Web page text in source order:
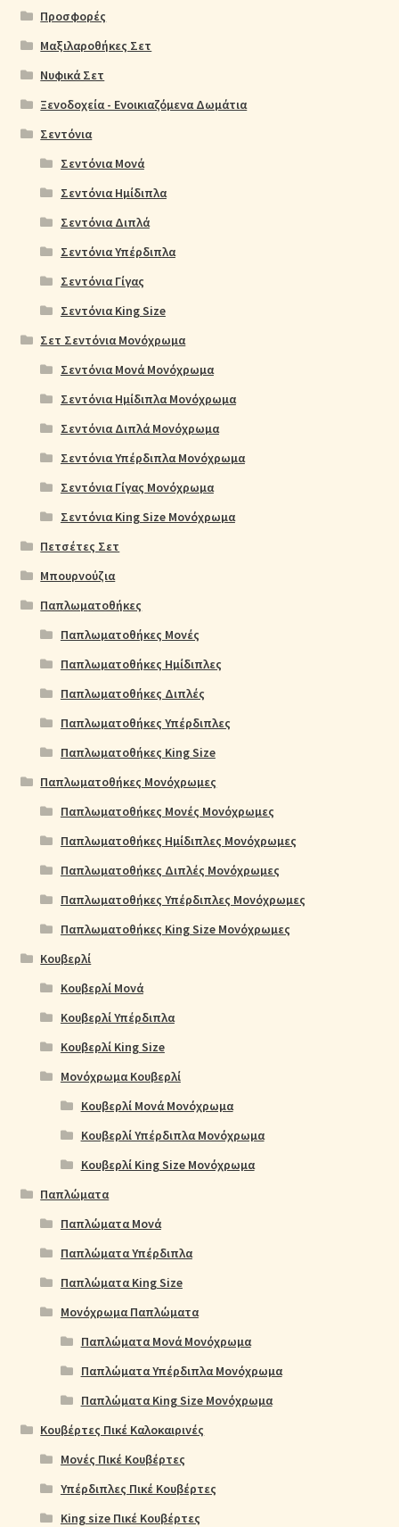
Προσφορές
Μαξιλαροθήκες Σετ
Νυφικά Σετ
Ξενοδοχεία - Ενοικιαζόμενα Δωμάτια
Σεντόνια
Σεντόνια Μονά
Σεντόνια Ημίδιπλα
Σεντόνια Διπλά
Σεντόνια Υπέρδιπλα
Σεντόνια Γίγας
Σεντόνια King Size
Σετ Σεντόνια Μονόχρωμα
Σεντόνια Μονά Μονόχρωμα
Σεντόνια Ημίδιπλα Μονόχρωμα
Σεντόνια Διπλά Μονόχρωμα
Σεντόνια Υπέρδιπλα Μονόχρωμα
Σεντόνια Γίγας Μονόχρωμα
Σεντόνια King Size Μονόχρωμα
Πετσέτες Σετ
Μπουρνούζια
Παπλωματοθήκες
Παπλωματοθήκες Μονές
Παπλωματοθήκες Ημίδιπλες
Παπλωματοθήκες Διπλές
Παπλωματοθήκες Υπέρδιπλες
Παπλωματοθήκες King Size
Παπλωματοθήκες Μονόχρωμες
Παπλωματοθήκες Μονές Μονόχρωμες
Παπλωματοθήκες Ημίδιπλες Μονόχρωμες
Παπλωματοθήκες Διπλές Μονόχρωμες
Παπλωματοθήκες Υπέρδιπλες Μονόχρωμες
Παπλωματοθήκες King Size Μονόχρωμες
Κουβερλί
Κουβερλί Μονά
Κουβερλί Υπέρδιπλα
Κουβερλί King Size
Μονόχρωμα Κουβερλί
Κουβερλί Μονά Μονόχρωμα
Κουβερλί Υπέρδιπλα Μονόχρωμα
Κουβερλί King Size Μονόχρωμα
Παπλώματα
Παπλώματα Μονά
Παπλώματα Υπέρδιπλα
Παπλώματα King Size
Μονόχρωμα Παπλώματα
Παπλώματα Μονά Μονόχρωμα
Παπλώματα Υπέρδιπλα Μονόχρωμα
Παπλώματα King Size Μονόχρωμα
Κουβέρτες Πικέ Καλοκαιρινές
Μονές Πικέ Κουβέρτες
Υπέρδιπλες Πικέ Κουβέρτες
King size Πικέ Κουβέρτες